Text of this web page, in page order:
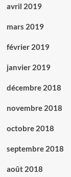
avril 2019
mars 2019
février 2019
janvier 2019
décembre 2018
novembre 2018
octobre 2018
septembre 2018
août 2018